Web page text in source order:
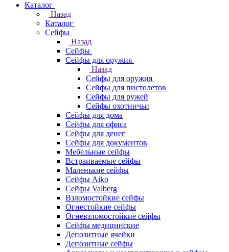
Каталог
Назад
Каталог
Cейфы
Назад
Cейфы
Cейфы для оружия
Назад
Cейфы для оружия
Сейфы для пистолетов
Сейфы для ружей
Сейфы охотничьи
Cейфы для дома
Cейфы для офиса
Сейфы для денег
Сейфы для документов
Мебельные сейфы
Встраиваемые сейфы
Маленькие сейфы
Сейфы Aiko
Сейфы Valberg
Взломостойкие сейфы
Огнестойкие сейфы
Огневзломостойкие сейфы
Сейфы медицинские
Депозитные ячейки
Депозитные сейфы